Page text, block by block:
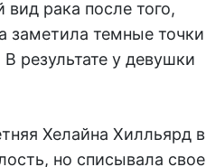
рака после того,
заметила темные точки
результате у девушки
Хелайна Хилльярд в
но списывала свое